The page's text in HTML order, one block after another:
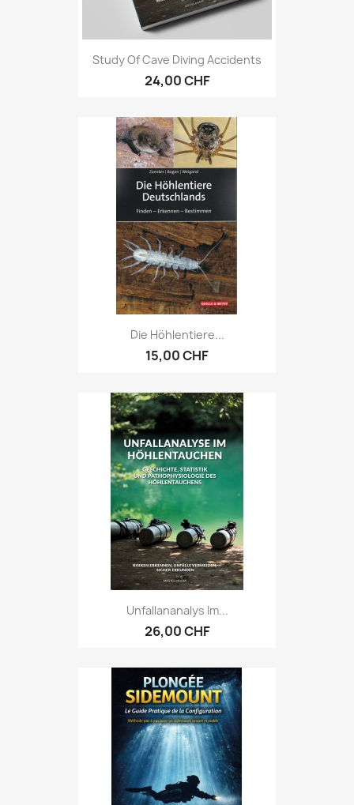
Study Of Cave Diving Accidents
24,00 CHF
Die Höhlentiere...
15,00 CHF
Unfallananalys Im...
26,00 CHF